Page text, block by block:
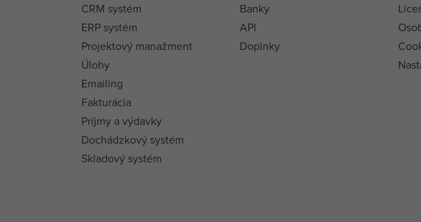
CRM systém
ERP systém
Projektový manažment
Úlohy
Emailing
Fakturácia
Príjmy a výdavky
Dochádzkový systém
Skladový systém
Banky
API
Doplnky